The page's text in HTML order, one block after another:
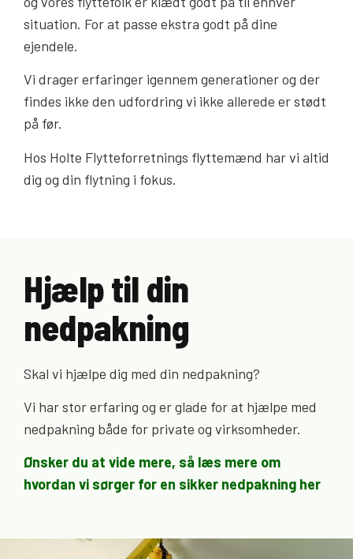
situation. For at passe ekstra godt på dine
ejendele.
Vi drager erfaringer igennem generationer og der
findes ikke den udfordring vi ikke allerede er stødt
på før.
Hos Holte Flytteforretnings flyttemænd har vi altid
dig og din flytning i fokus.
Hjælp til din
nedpakning
Skal vi hjælpe dig med din nedpakning?
Vi har stor erfaring og er glade for at hjælpe med
nedpakning både for private og virksomheder.
Ønsker du at vide mere, så læs mere om
hvordan vi sørger for en sikker nedpakning her